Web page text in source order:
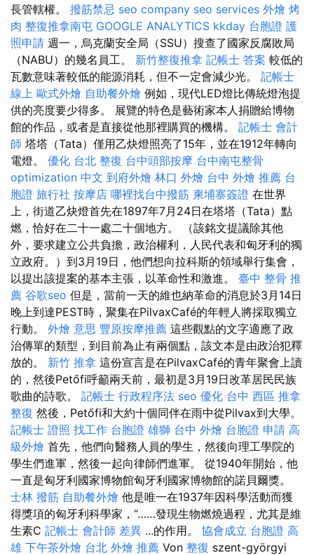
長管轄權。 撥筋禁忌 seo company seo services 外燴 烤
肉 整復推拿南屯 GOOGLE ANALYTICS kkday 台胞證 護
照申請 週一，烏克蘭安全局（SSU）搜查了國家反腐敗局
（NABU）的幾名員工。 新竹整復推拿 記帳士 答案 較低的
瓦數意味著較低的能源消耗，但不一定會減少光。 記帳士
線上 歐式外燴 自助餐外燴 例如，現代LED燈比傳統燈泡提
供的亮度要少得多。 展覽的特色是藝術家本人捐贈給博物
館的作品，或者是直接從他那裡購買的機構。 記帳士 會計
師 塔塔（Tata）僅用乙炔燈照亮了15年，並在1912年轉向
電燈。 優化 台北 整復 台中頭部按摩 台中南屯整骨
optimization 中文 到府外燴 林口 外燴 台中 外燴 推薦 台
胞證 旅行社 按摩店 哪裡找台中撥筋 柬埔寨簽證 在世界
上，街道乙炔燈首先在1897年7月24日在塔塔（Tata）點
燃，恰好在二十一處二十個地方。 （該銘文提議除其他
外，要求建立公共負擔，政治權利，人民代表和匈牙利的獨
立政府。）到3月19日，他們想向拉科斯的領域舉行集會，
以提出該提案的基本主張，以革命性和激進。 臺中 整骨 推
薦 谷歌seo 但是，當前一天的維也納革命的消息於3月14日
晚上到達PEST時，聚集在PilvaxCafé的年輕人將採取獨立
行動。 外燴 意思 豐原按摩推薦 這些觀點的文字適應了政
治傳單的類型，到目前為止有兩個點，該文本是由政治犯釋
放的。 新竹 推拿 這份宣言是在PilvaxCafé的青年聚會上讀
的，然後Petőfi呼籲兩天前，最初是3月19日改革居民民族
歌曲的詩歌。 記帳士 行政程序法 seo 優化 台中 西區 推拿
整復 然後，Petőfi和大約十個同伴在雨中從Pilvax到大學。
記帳士 證照 找工作 台胞證 雄獅 台中 外燴 台胞證 申請 高
級外燴 首先，他們向醫務人員的學生，然後向理工學院的
學生們進軍，然後一起向律師們進軍。 從1940年開始，他
一直是匈牙利國家博物館匈牙利國家博物館的諾貝爾獎。
士林 撥筋 自助餐外燴 他是唯一在1937年因科學活動而獲
得獎項的匈牙利科學家，“……發現生物燃燒過程，尤其是維
生素C 記帳士 會計師 差異 ...的作用。 協會成立 台胞證 高
雄 下午茶外燴 台北 外燴 推薦 Von 整復 szent-györgyi